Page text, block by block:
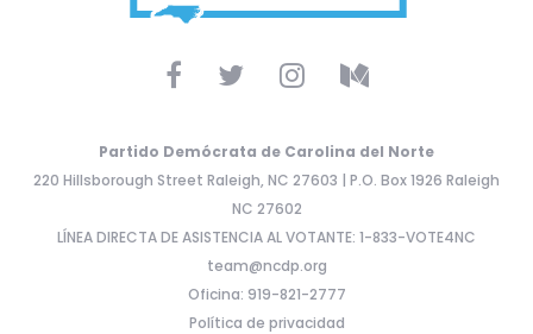
Partido Demócrata de Carolina del Norte
220 Hillsborough Street Raleigh, NC 27603 | P.O. Box 1926 Raleigh
NC 27602
LÍNEA DIRECTA DE ASISTENCIA AL VOTANTE: 1-833-VOTE4NC
team@ncdp.org
Oficina: 919-821-2777
Política de privacidad